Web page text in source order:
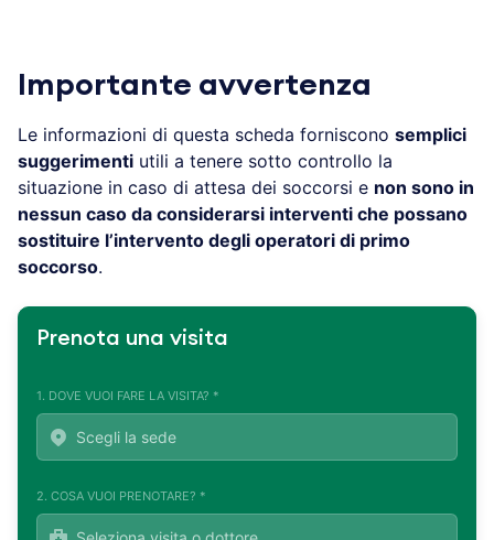
Importante avvertenza
Le informazioni di questa scheda forniscono semplici
suggerimenti utili a tenere sotto controllo la
situazione in caso di attesa dei soccorsi e non sono in
nessun caso da considerarsi interventi che possano
sostituire l’intervento degli operatori di primo
soccorso.
Prenota una visita
1. DOVE VUOI FARE LA VISITA? *
2. COSA VUOI PRENOTARE? *